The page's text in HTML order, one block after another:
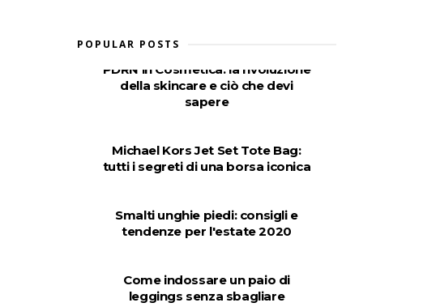
POPULAR POSTS
PDRN in Cosmetica: la rivoluzione
della skincare e ciò che devi
sapere
Michael Kors Jet Set Tote Bag:
tutti i segreti di una borsa iconica
Smalti unghie piedi: consigli e
tendenze per l'estate 2020
Come indossare un paio di
leggings senza sbagliare